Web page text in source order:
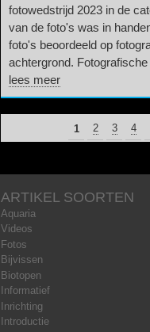
fotowedstrijd 2023 in de
van de foto's was in
foto's beoordeeld op
achtergrond.
lees meer
PAGINA'S
1 2 3 4
ARTIKEL SOORTEN
Aquaria
Videos
Fotos
Bijvissen
Biotopen
Informatief
Inrichting
Introductie